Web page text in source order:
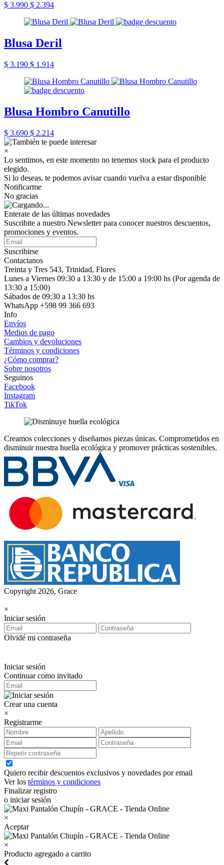
$ 3.990 $ 2.394
Blusa Deril
$ 3.190 $ 1.914
Blusa Hombro Canutillo
$ 3.690 $ 2.214
×
Lo sentimos, en este momento no tenemos stock para el producto
elegido.
Si lo deseas, te podemos avisar cuando vuelva a estar disponible
Notificarme
No gracias
Enterate de las últimas novedades
Suscribite a nuestro Newsletter para conocer nuestros descuentos,
promociones y eventos.
Suscribirse
Contactanos
Treinta y Tres 543, Trinidad, Flores
Lunes a Viernes 09:30 a 13:30 y de 15:00 a 19:00 hs (Por agenda de
13:30 a 15:00)
Sábados de 09:30 a 13:30 hs
WhatsApp +598 99 366 693
Info
Envíos
Medios de pago
Cambios y devoluciones
Términos y condiciones
¿Cómo comprar?
Sobre nosotros
Seguinos
Facebook
Instagram
TikTok
Creamos colecciones y diseñamos piezas únicas. Comprometidos en
disminuir nuestra huella ecológica y promover prácticas sostenibles.
Copyright 2026, Grace
×
Iniciar sesión
Olvidé mi contraseña
Iniciar sesión
Continuar como invitado
Crear una cuenta
×
Registrarme
Quiero recibir descuentos exclusivos y novedades por email
Ver los términos y condiciones
Finalizar registro
o iniciar sesión
×
Aceptar
×
Producto agregado a carrito